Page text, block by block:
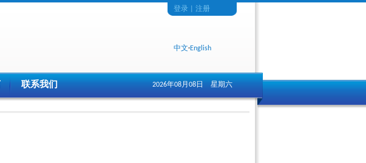
登录 注册
中文·English
联系我们 2026年08月08日 星期六